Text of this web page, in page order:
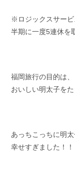
※ロジックスサービ
半期に一度5連休を
福岡旅行の目的は、
おいしい明太子を
あっちこっちに明
幸せすぎました！！